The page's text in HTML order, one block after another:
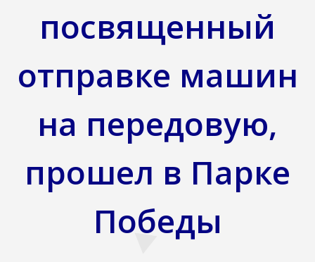
посвященный
отправке машин
на передовую,
прошел в Парке
Победы